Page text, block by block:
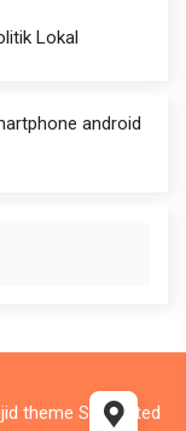
Lokal
android
theme Supported